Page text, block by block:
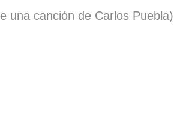
una canción de Carlos Puebla)